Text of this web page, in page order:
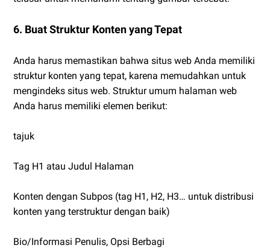
6. Buat Struktur Konten yang Tepat
Anda harus memastikan bahwa situs web Anda memiliki
struktur konten yang tepat, karena memudahkan untuk
mengindeks situs web. Struktur umum halaman web
Anda harus memiliki elemen berikut:
tajuk
Tag H1 atau Judul Halaman
Konten dengan Subpos (tag H1, H2, H3… untuk distribusi
konten yang terstruktur dengan baik)
Bio/Informasi Penulis, Opsi Berbagi